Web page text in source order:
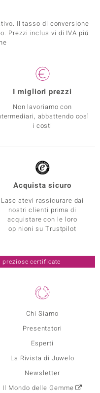
Il tasso di conversione
Prezzi inclusivi di IVA piú
Chi Siamo
Presentatori
Esperti
La Rivista di Juwelo
Newsletter
Il Mondo delle Gemme
I migliori prezzi
Non lavoriamo con
abbattendo così
i costi
Acquista sicuro
Lasciatevi rassicurare dai
nostri clienti prima di
acquistare con le loro
opinioni su Trustpilot
certificate